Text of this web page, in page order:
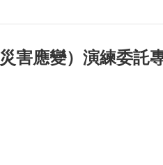
害應變）演練委託